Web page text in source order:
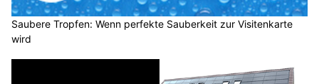
Saubere Tropfen: Wenn perfekte Sauberkeit zur Visitenkarte
wird